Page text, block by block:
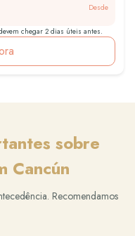
Desde
chegar 2 dias úteis antes.
sobre
Cancún
Recomendamos